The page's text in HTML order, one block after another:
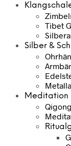
Tibet
Silber &
Meditation